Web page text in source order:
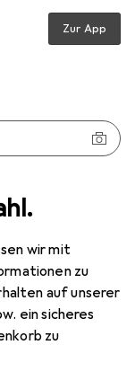
wir mit
zu
auf unserer
ein sicheres
zu
Zur App